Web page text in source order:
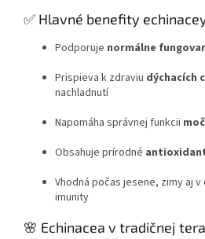
✅ Hlavné benefity
Podporuje normálne
Prispieva k zdraviu dýchacích
nachladnutí
Napomáha správnej funkcii
Obsahuje prírodné
Vhodná počas jesene, zimy aj
imunity
🌸 Echinacea v tradičnej